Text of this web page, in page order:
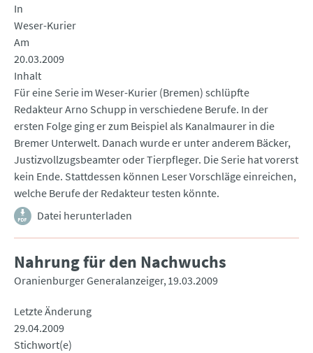
In
Weser-Kurier
Am
20.03.2009
Inhalt
Für eine Serie im Weser-Kurier (Bremen) schlüpfte
Redakteur Arno Schupp in verschiedene Berufe. In der
ersten Folge ging er zum Beispiel als Kanalmaurer in die
Bremer Unterwelt. Danach wurde er unter anderem Bäcker,
Justizvollzugsbeamter oder Tierpfleger. Die Serie hat vorerst
kein Ende. Stattdessen können Leser Vorschläge einreichen,
welche Berufe der Redakteur testen könnte.
Datei herunterladen
Nahrung für den Nachwuchs
Oranienburger Generalanzeiger 19.03.2009
Letzte Änderung
29.04.2009
Stichwort(e)